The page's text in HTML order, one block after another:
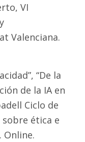
VI
Valenciana.
“De la
de la IA en
Ciclo de
sobre ética e
Online.